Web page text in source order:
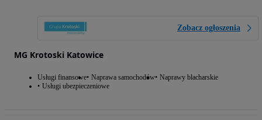
Zobacz ogłoszenia
MG Krotoski Katowice
Usługi finansowe Naprawa samochodów Naprawy blacharskie
Usługi ubezpieczeniowe